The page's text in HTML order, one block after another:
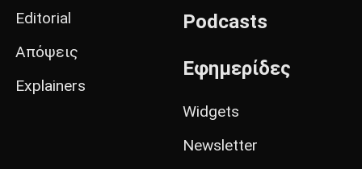
Editorial
Απόψεις
Explainers
Podcasts
Εφημερίδες
Widgets
Newsletter